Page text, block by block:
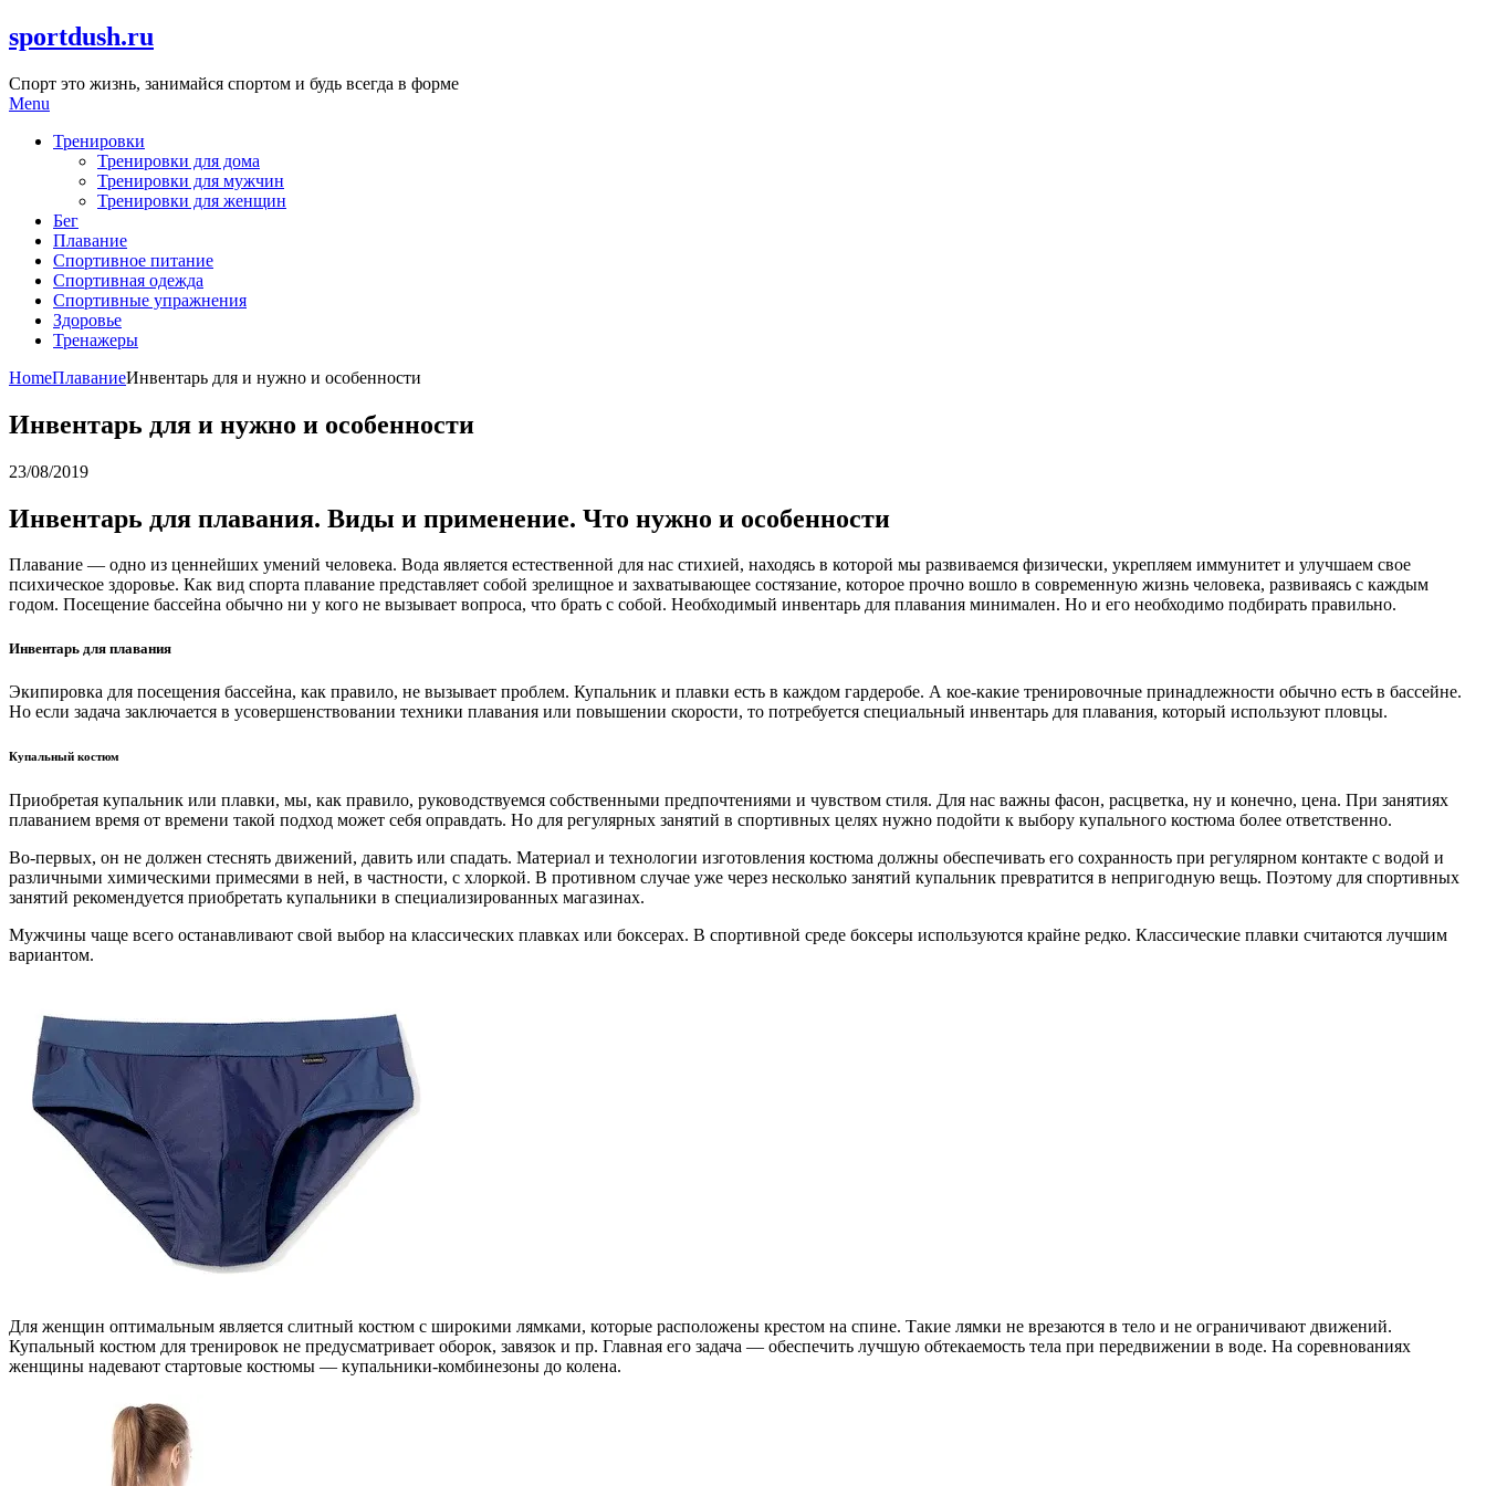
Skip
to
sportdush.ru
Спорт это жизнь, занимайся спортом и будь всегда в форме
Menu
Тренировки
Тренировки для дома
Тренировки для мужчин
Тренировки для женщин
Бег
Плавание
Спортивное питание
Спортивная одежда
Спортивные упражнения
Здоровье
Тренажеры
HomeПлаваниеИнвентарь для и нужно и особенности
Инвентарь для и нужно и особенности
23/08/2019
Инвентарь для плавания. Виды и применение. Что нужно и особенности
Плавание — одно из ценнейших умений человека. Вода является естественной для нас стихией, находясь в которой мы развиваемся физически, укрепляем иммунитет и улучшаем свое
психическое здоровье. Как вид спорта плавание представляет собой зрелищное и захватывающее состязание, которое прочно вошло в современную жизнь человека, развиваясь с каждым
годом. Посещение бассейна обычно ни у кого не вызывает вопроса, что брать с собой. Необходимый инвентарь для плавания минимален. Но и его необходимо подбирать правильно.
Инвентарь для плавания
Экипировка для посещения бассейна, как правило, не вызывает проблем. Купальник и плавки есть в каждом гардеробе. А кое-какие тренировочные принадлежности обычно есть в бассейне.
Но если задача заключается в усовершенствовании техники плавания или повышении скорости, то потребуется специальный инвентарь для плавания, который используют пловцы.
Купальный костюм
Приобретая купальник или плавки, мы, как правило, руководствуемся собственными предпочтениями и чувством стиля. Для нас важны фасон, расцветка, ну и конечно, цена. При занятиях
плаванием время от времени такой подход может себя оправдать. Но для регулярных занятий в спортивных целях нужно подойти к выбору купального костюма более ответственно.
Во-первых, он не должен стеснять движений, давить или спадать. Материал и технологии изготовления костюма должны обеспечивать его сохранность при регулярном контакте с водой и
различными химическими примесями в ней, в частности, с хлоркой. В противном случае уже через несколько занятий купальник превратится в непригодную вещь. Поэтому для спортивных
занятий рекомендуется приобретать купальники в специализированных магазинах.
Мужчины чаще всего останавливают свой выбор на классических плавках или боксерах. В спортивной среде боксеры используются крайне редко. Классические плавки считаются лучшим
вариантом.
Для женщин оптимальным является слитный костюм с широкими лямками, которые расположены крестом на спине. Такие лямки не врезаются в тело и не ограничивают движений.
Купальный костюм для тренировок не предусматривает оборок, завязок и пр. Главная его задача — обеспечить лучшую обтекаемость тела при передвижении в воде. На соревнованиях
женщины надевают стартовые костюмы — купальники-комбинезоны до колена.